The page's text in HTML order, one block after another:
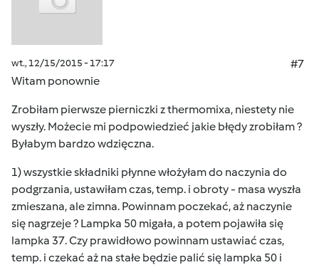
wt., 12/15/2015 - 17:17
#7
Witam ponownie
Zrobiłam pierwsze pierniczki z thermomixa, niestety nie
wyszły. Możecie mi podpowiedzieć jakie błędy zrobiłam ?
Byłabym bardzo wdzięczna.
1) wszystkie składniki płynne włożyłam do naczynia do
podgrzania, ustawiłam czas, temp. i obroty - masa wyszła
zmieszana, ale zimna. Powinnam poczekać, aż naczynie
się nagrzeje ? Lampka 50 migała, a potem pojawiła się
lampka 37. Czy prawidłowo powinnam ustawiać czas,
temp. i czekać aż na stałe będzie palić się lampka 50 i